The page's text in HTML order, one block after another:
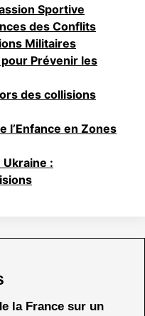
Sportive
des Conflits
Militaires
Prévenir les
des collisions
l’Enfance en Zones
Ukraine :
la France sur un